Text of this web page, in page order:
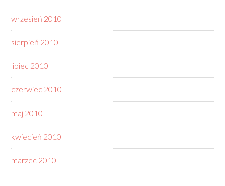
wrzesień 2010
sierpień 2010
lipiec 2010
czerwiec 2010
maj 2010
kwiecień 2010
marzec 2010